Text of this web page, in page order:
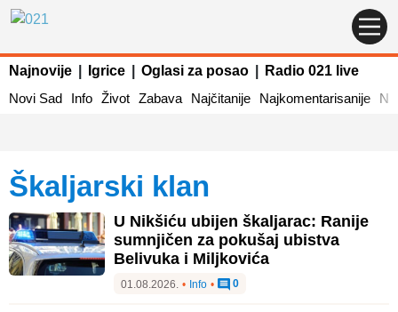
Najnovije Igrice Oglasi za posao
Radio 021 live
Novi Sad
Info Život Zabava Najčitanije Najkomentarisanije
škaljarski klan
U Nikšiću ubijen škaljarac: Ranije
sumnjičen za pokušaj ubistva
Belivuka i Miljkovića
01.08.2026. • Info • 0